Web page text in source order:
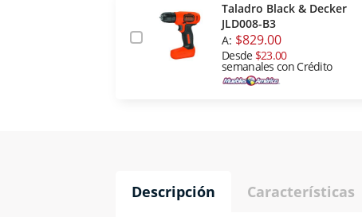
Taladro Black & Decker
JLD008-B3
A: $829.00
Desde $23.00
semanales con Crédito
Descripción Características